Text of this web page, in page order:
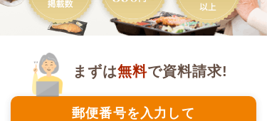
郵便番号を入力して
まずは無料で資料請求!